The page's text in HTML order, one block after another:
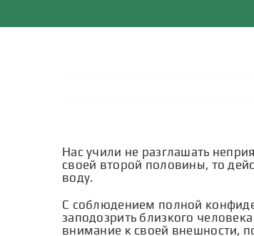
Нас учили не разглашать
своей второй половины, то
воду.
С соблюдением полной
заподозрить близкого
внимание к своей внешности,